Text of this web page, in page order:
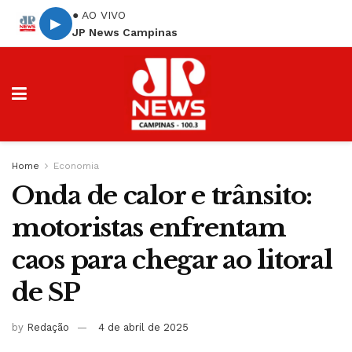
▶
● AO VIVO
JP News Campinas
Home Economia
Onda de calor e trânsito:
motoristas enfrentam
caos para chegar ao litoral
de SP
by Redação 4 de abril de 2025